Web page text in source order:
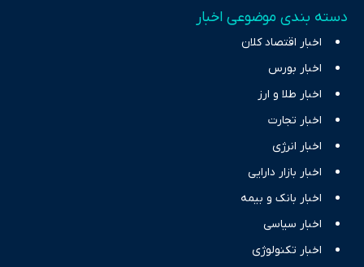
دسته بندی موضوعی اخبار
اخبار اقتصاد کلان
اخبار بورس
اخبار طلا و ارز
اخبار تجارت
اخبار انرژی
اخبار بازار دارایی
اخبار بانک و بیمه
اخبار سیاسی
اخبار تکنولوژی